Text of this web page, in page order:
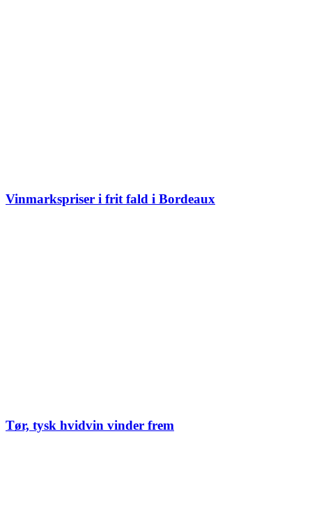
Vinmarkspriser i frit fald i Bordeaux
Tør, tysk hvidvin vinder frem